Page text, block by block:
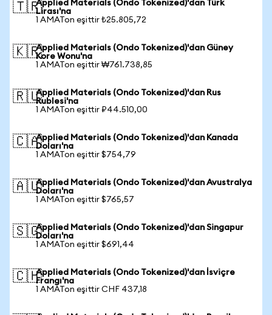
🇹🇷Applied Materials (Ondo Tokenized)'dan Türk
Lirası'na
1 AMATon eşittir ₺25.805,72
🇰🇷Applied Materials (Ondo Tokenized)'dan Güney
Kore Wonu'na
1 AMATon eşittir ₩761.738,85
🇷🇺Applied Materials (Ondo Tokenized)'dan Rus
Rublesi'na
1 AMATon eşittir ₽44.510,00
🇨🇦Applied Materials (Ondo Tokenized)'dan Kanada
Doları'na
1 AMATon eşittir $754,79
🇦🇺Applied Materials (Ondo Tokenized)'dan Avustralya
Doları'na
1 AMATon eşittir $765,57
🇸🇬Applied Materials (Ondo Tokenized)'dan Singapur
Doları'na
1 AMATon eşittir $691,44
🇨🇭Applied Materials (Ondo Tokenized)'dan İsviçre
Frangı'na
1 AMATon eşittir CHF 437,18